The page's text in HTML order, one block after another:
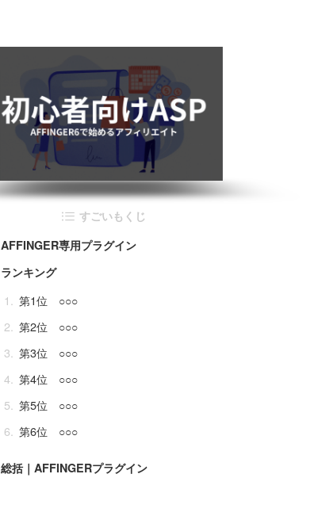
すごいもくじ
AFFINGER専用プラグイン
ランキング
第1位 ○○○
第2位 ○○○
第3位 ○○○
第4位 ○○○
第5位 ○○○
第6位 ○○○
総括｜AFFINGERプラグイン